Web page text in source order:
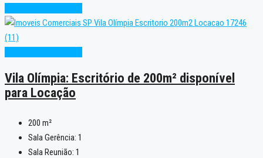
Vila Olímpia: Escritório de 200m² disponível
para Locação
200 m²
Sala Gerência: 1
Sala Reunião: 1